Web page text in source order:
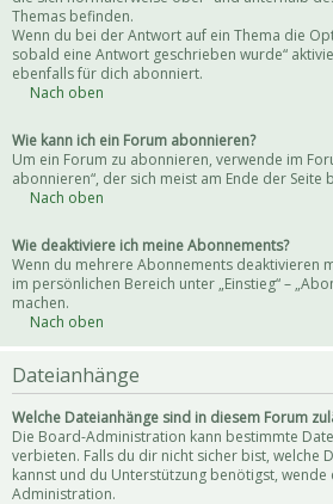
Themas befinden.
Wenn du bei der Antwort auf ein Thema die
sobald eine Antwort geschrieben wurde“
ebenfalls für dich abonniert.
Nach oben
Wie kann ich ein Forum abonnieren?
Um ein Forum zu abonnieren, verwende im
abonnieren“, der sich meist am Ende der Seite
Nach oben
Wie deaktiviere ich meine Abonnements?
Wenn du mehrere Abonnements deaktivieren
im persönlichen Bereich unter „Einstieg“ –
machen.
Nach oben
Dateianhänge
Welche Dateianhänge sind in diesem Forum
Die Board-Administration kann bestimmte
verbieten. Falls du dir nicht sicher bist, welche
kannst und du Unterstützung benötigst,
Administration.